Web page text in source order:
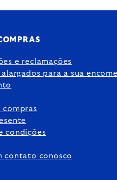
e reclamações
alargados para a sua
compras
condições
contato conosco